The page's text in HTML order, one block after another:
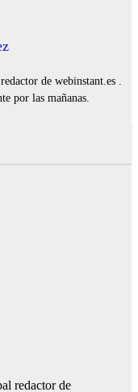
de webinstant.es .
por las mañanas.
redactor de